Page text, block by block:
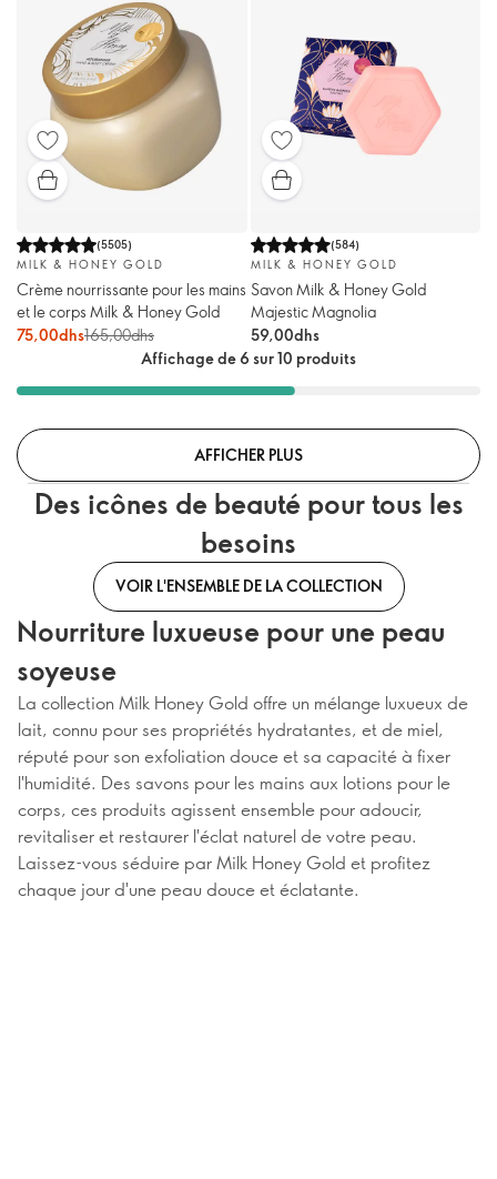
(5505)
MILK & HONEY GOLD
Crème nourrissante pour les mains
et le corps Milk & Honey Gold
75,00dhs165,00dhs
(584)
MILK & HONEY GOLD
Savon Milk & Honey Gold
Majestic Magnolia
59,00dhs
Affichage de 6 sur 10 produits
AFFICHER PLUS
Des icônes de beauté pour tous les
besoins
VOIR L'ENSEMBLE DE LA COLLECTION
Nourriture luxueuse pour une peau
soyeuse
La collection Milk Honey Gold offre un mélange luxueux de
lait, connu pour ses propriétés hydratantes, et de miel,
réputé pour son exfoliation douce et sa capacité à fixer
l'humidité. Des savons pour les mains aux lotions pour le
corps, ces produits agissent ensemble pour adoucir,
revitaliser et restaurer l'éclat naturel de votre peau.
Laissez-vous séduire par Milk Honey Gold et profitez
chaque jour d'une peau douce et éclatante.